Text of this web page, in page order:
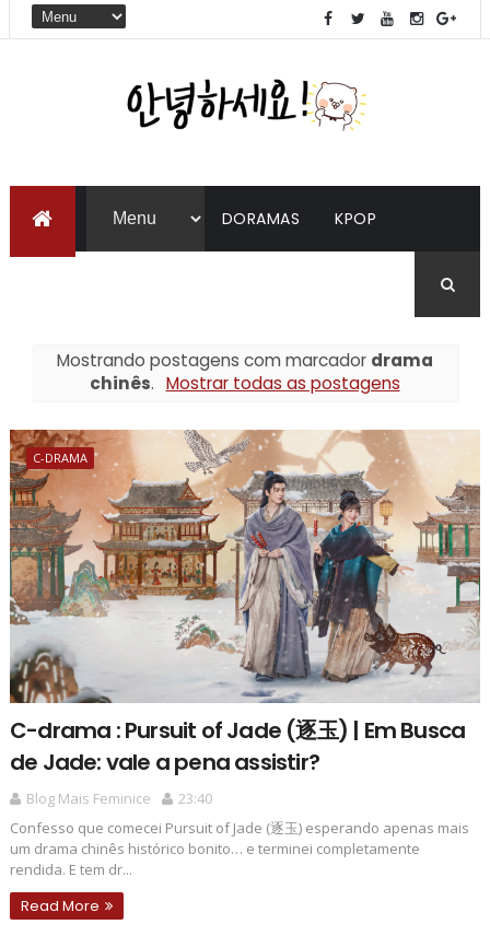
DORAMAS KPOP
Mostrando postagens com marcador drama
chinês. Mostrar todas as postagens
C-DRAMA
C-drama : Pursuit of Jade (逐玉) | Em Busca
de Jade: vale a pena assistir?
Blog Mais Feminice
23:40
Confesso que comecei Pursuit of Jade (逐玉) esperando apenas mais
um drama chinês histórico bonito… e terminei completamente
rendida. E tem dr...
Read More